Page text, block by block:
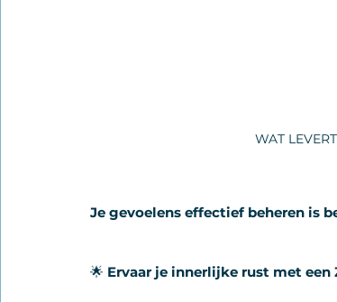
WAT
Je gevoelens effectief beheren is
🌟 Ervaar je innerlijke rust met een